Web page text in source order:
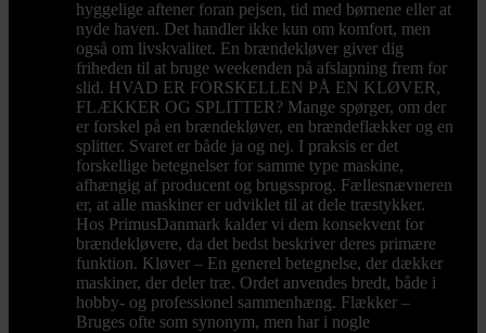
hyggelige aftener foran pejsen, tid med børnene eller at
nyde haven. Det handler ikke kun om komfort, men
også om livskvalitet. En brændekløver giver dig
friheden til at bruge weekenden på afslapning frem for
slid. HVAD ER FORSKELLEN PÅ EN KLØVER,
FLÆKKER OG SPLITTER? Mange spørger, om der
er forskel på en brændekløver, en brændeflækker og en
splitter. Svaret er både ja og nej. I praksis er det
forskellige betegnelser for samme type maskine,
afhængig af producent og brugssprog. Fællesnævneren
er, at alle maskiner er udviklet til at dele træstykker.
Hos PrimusDanmark kalder vi dem konsekvent for
brændekløvere, da det bedst beskriver deres primære
funktion. Kløver – En generel betegnelse, der dækker
maskiner, der deler træ. Ordet anvendes bredt, både i
hobby- og professionel sammenhæng. Flækker –
Bruges ofte som synonym, men har i nogle